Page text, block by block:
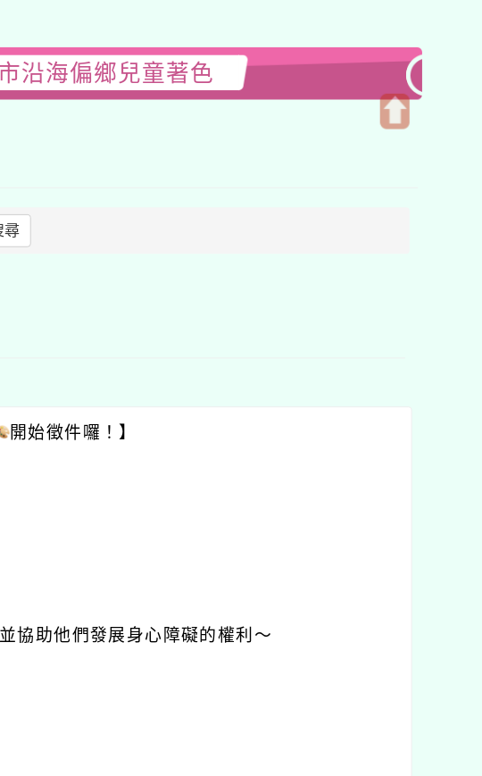
沿海偏鄉兒童著色
尋
開始徵件囉！】
協助他們發展身心障礙的權利～